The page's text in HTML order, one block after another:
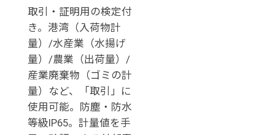
取引・証明用の検定付
き。港湾（入荷物計
量）/水産業（水揚げ
量）/農業（出荷量）/
産業廃棄物（ゴミの計
量）など、「取引」に
使用可能。防塵・防水
等級IP65。計量値を手